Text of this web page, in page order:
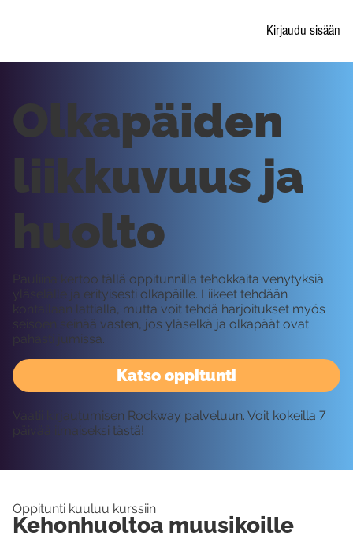
Kirjaudu sisään
Katso oppitunti
Olkapäiden
liikkuvuus ja
huolto
Pauliina kertoo tällä oppitunnilla tehokkaita venytyksiä
yläselälle ja erityisesti olkapäille. Liikeet tehdään
kontallaan lattialla, mutta voit tehdä harjoitukset myös
seisoen seinää vasten, jos yläselkä ja olkapäät ovat
pahasti jumissa.
Vaatii kirjautumisen Rockway palveluun. Voit kokeilla 7
päivää ilmaiseksi tästä!
Oppitunti kuuluu kurssiin
Kehonhuoltoa muusikoille